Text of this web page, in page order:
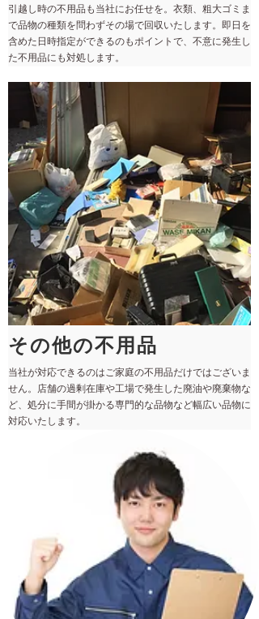
引越し時の不用品も当社にお任せを。衣類、粗大ゴミま
で品物の種類を問わずその場で回収いたします。即日を
含めた日時指定ができるのもポイントで、不意に発生し
た不用品にも対処します。
その他の不用品
当社が対応できるのはご家庭の不用品だけではございま
せん。店舗の過剰在庫や工場で発生した廃油や廃棄物な
ど、処分に手間が掛かる専門的な品物など幅広い品物に
対応いたします。